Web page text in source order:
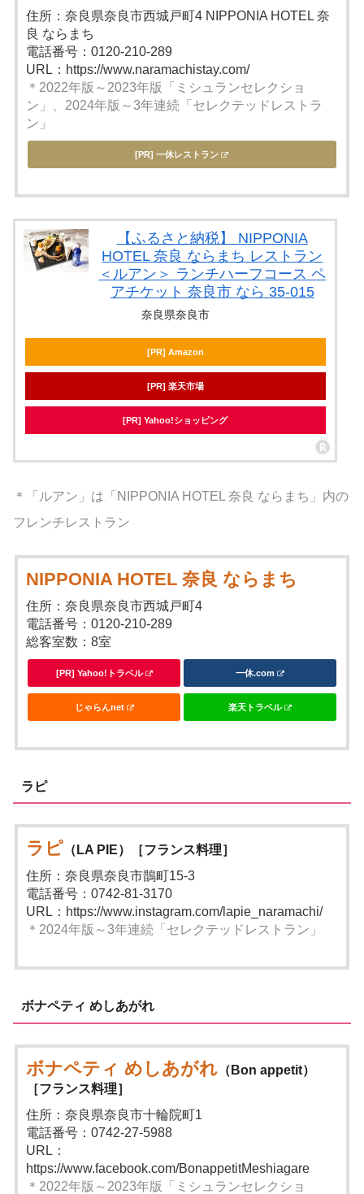
住所：奈良県奈良市西城戸町4 NIPPONIA HOTEL 奈
良 ならまち
電話番号：0120-210-289
URL：https://www.naramachistay.com/
＊2022年版～2023年版「ミシュランセレクショ
ン」、2024年版～3年連続「セレクテッドレストラ
ン」
[PR] 一休レストラン
【ふるさと納税】 NIPPONIA
HOTEL 奈良 ならまち レストラン
＜ルアン＞ ランチハーフコース ペ
アチケット 奈良市 なら 35-015
奈良県奈良市
[PR] Amazon
[PR] 楽天市場
[PR] Yahoo!ショッピング
＊「ルアン」は「NIPPONIA HOTEL 奈良 ならまち」内の
フレンチレストラン
NIPPONIA HOTEL 奈良 ならまち
住所：奈良県奈良市西城戸町4
電話番号：0120-210-289
総客室数：8室
[PR] Yahoo!トラベル 一休.com
じゃらんnet 楽天トラベル
ラピ
ラピ （LA PIE）［フランス料理］
住所：奈良県奈良市鵲町15-3
電話番号：0742-81-3170
URL：https://www.instagram.com/lapie_naramachi/
＊2024年版～3年連続「セレクテッドレストラン」
ボナペティ めしあがれ
ボナペティ めしあがれ （Bon appetit）
［フランス料理］
住所：奈良県奈良市十輪院町1
電話番号：0742-27-5988
URL：
https://www.facebook.com/BonappetitMeshiagare
＊2022年版～2023年版「ミシュランセレクショ